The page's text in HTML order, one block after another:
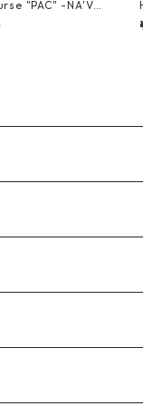
"PAC" -NA'VV